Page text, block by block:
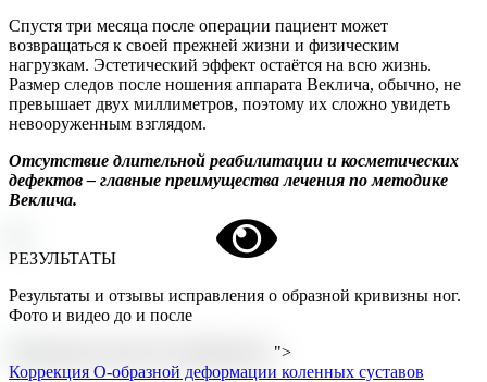
Спустя три месяца после операции пациент может
возвращаться к своей прежней жизни и физическим
нагрузкам. Эстетический эффект остаётся на всю жизнь.
Размер следов после ношения аппарата Веклича, обычно, не
превышает двух миллиметров, поэтому их сложно увидеть
невооруженным взглядом.
Отсутствие длительной реабилитации и косметических
дефектов – главные преимущества лечения по методике
Веклича.
РЕЗУЛЬТАТЫ
Результаты и отзывы исправления о образной кривизны ног.
Фото и видео до и после
">
Коррекция О-образной деформации коленных суставов